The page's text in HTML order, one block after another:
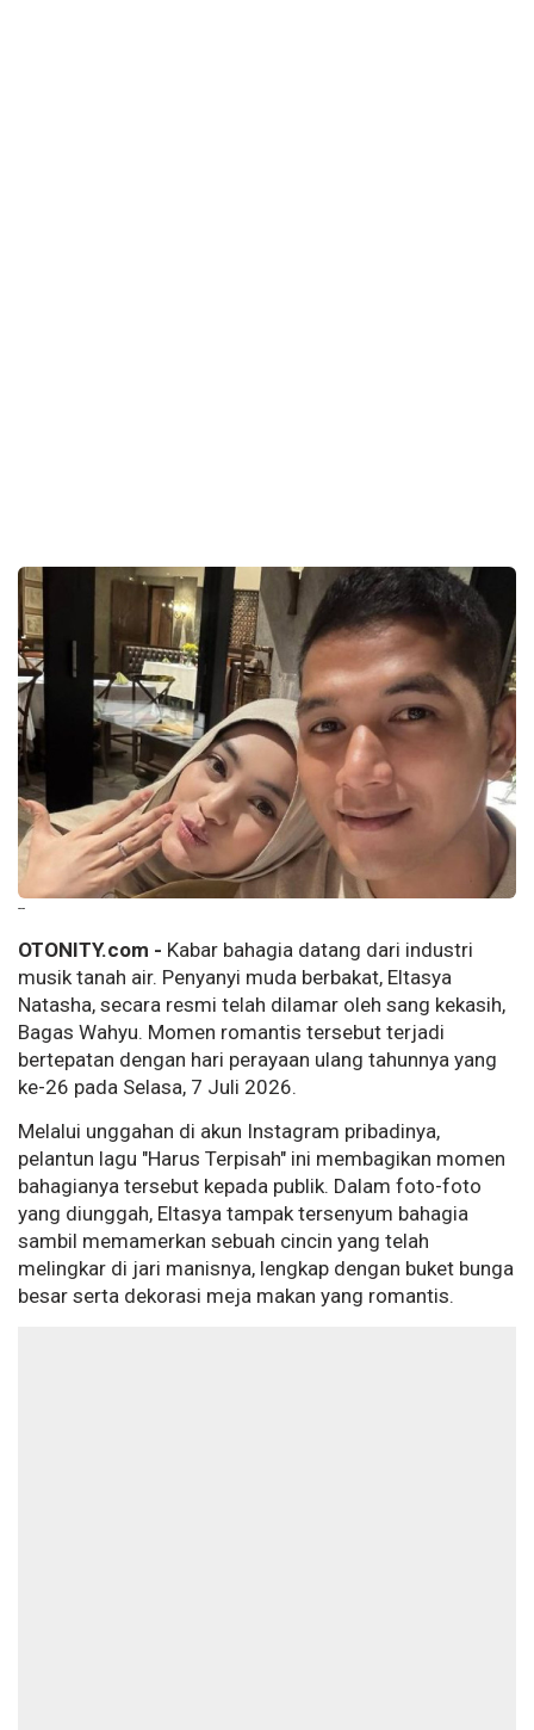
--
OTONITY.com - Kabar bahagia datang dari industri
musik tanah air. Penyanyi muda berbakat, Eltasya
Natasha, secara resmi telah dilamar oleh sang kekasih,
Bagas Wahyu. Momen romantis tersebut terjadi
bertepatan dengan hari perayaan ulang tahunnya yang
ke-26 pada Selasa, 7 Juli 2026.
Melalui unggahan di akun Instagram pribadinya,
pelantun lagu "Harus Terpisah" ini membagikan momen
bahagianya tersebut kepada publik. Dalam foto-foto
yang diunggah, Eltasya tampak tersenyum bahagia
sambil memamerkan sebuah cincin yang telah
melingkar di jari manisnya, lengkap dengan buket bunga
besar serta dekorasi meja makan yang romantis.